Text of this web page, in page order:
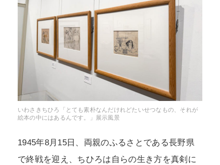
いわさきちひろ「とても素朴なんだけれどたいせつなもの、それが
絵本の中にはあるんです。」展示風景
1945年8月15日、両親のふるさとである長野県
で終戦を迎え、ちひろは自らの生き方を真剣に